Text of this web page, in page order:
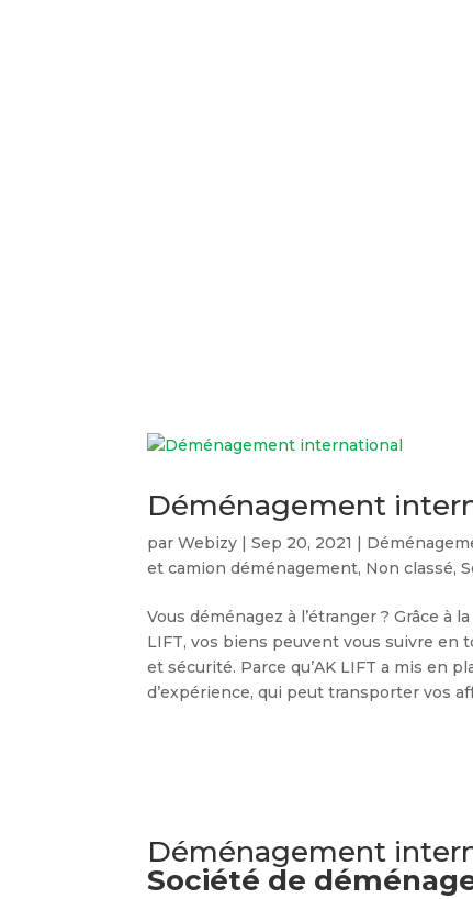
Déménagement
parWebizy |Sep 20, 2021 |
et camion déménagement, Non classé,
Vous déménagez à l’étranger ? Grâce
LIFT, vos biens peuvent vous suivre en
et sécurité. Parce qu’AK LIFT a mis en
d’expérience, qui peut transporter vos
Déménagement
Société de